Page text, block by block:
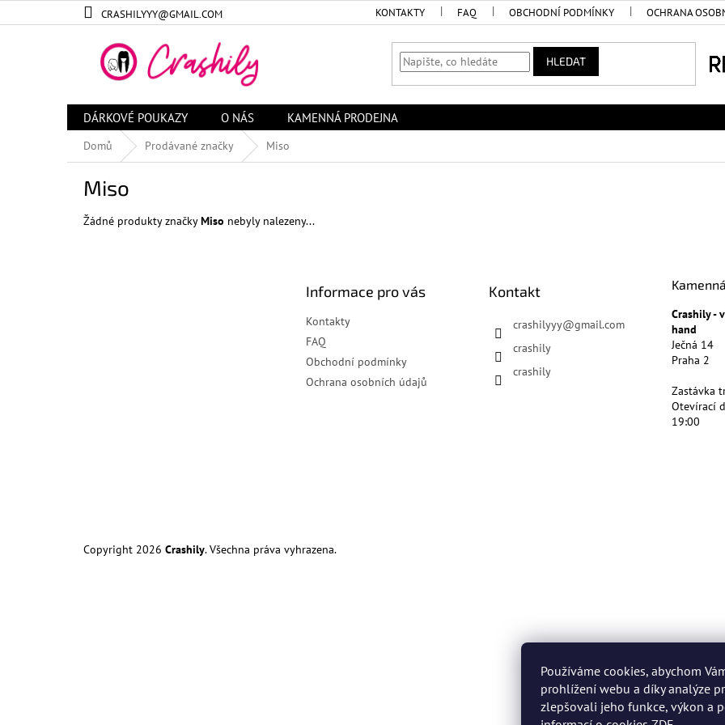
Používáme cookies, abychom
prohlížení webu a díky analýze
zlepšovali jeho funkce, výkon a
na
CRASHILYYY@GMAIL.COM KONTAKTY FAQ OBCHODNÍ PODMÍNKY OCHRANA
HLEDAT
DÁRKOVÉ POUKAZY O NÁS KAMENNÁ PRODEJNA
Domů Prodávané značky Miso
Miso
Žádné produkty značkyMiso nebyly nalezeny...
Informace pro vás
Kontakty
FAQ
Obchodní podmínky
Ochrana osobních údajů
Kontakt
crashilyyy@gmail.com
crashily
crashily
Crashily -
hand
Ječná 14
Praha 2
Zastávka
Otevírací
19:00
Copyright 2026 Crashily. Všechna práva vyhrazena.